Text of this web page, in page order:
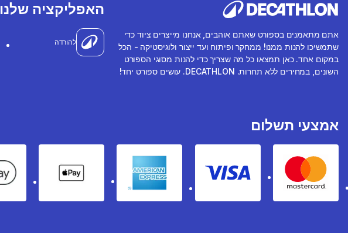
אתם מתאמנים בספורט שאתם אוהבים, אנחנו מייצרים ציוד כדי
שתמשיכו להנות ממנו! ממחקר ופיתוח ועד ייצור ולוגיסטיקה - הכל
במקום אחד. כאן תמצאו כל מה שצריך כדי להנות מסוגי הספורט
השונים, במחירים ללא תחרות. DECATHLON. עושים ספורט יחד!
האפליקציה שלנו
להורדה
אמצעי תשלום
Mastercard
Visa
American express
Apple Pay